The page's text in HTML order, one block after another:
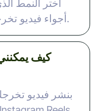
أجواء فيديو تخرجك قبل البدء في الإنشاء.
كيف